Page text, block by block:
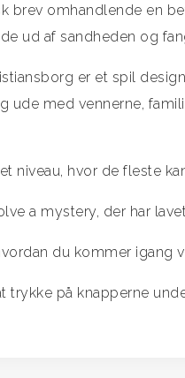
brev omhandlende en
ud af sandheden og
er et spil
ude med vennerne,
niveau, hvor de fleste
a mystery, der har
du kommer igang
trykke på knapperne